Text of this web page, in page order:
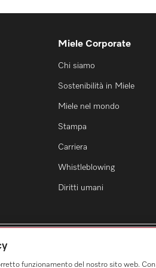
Miele Corporate
Chi siamo
Sostenibilità in Miele
Miele nel mondo
Stampa
Carriera
Whistleblowing
Diritti umani
funzionamento del nostro sito web.